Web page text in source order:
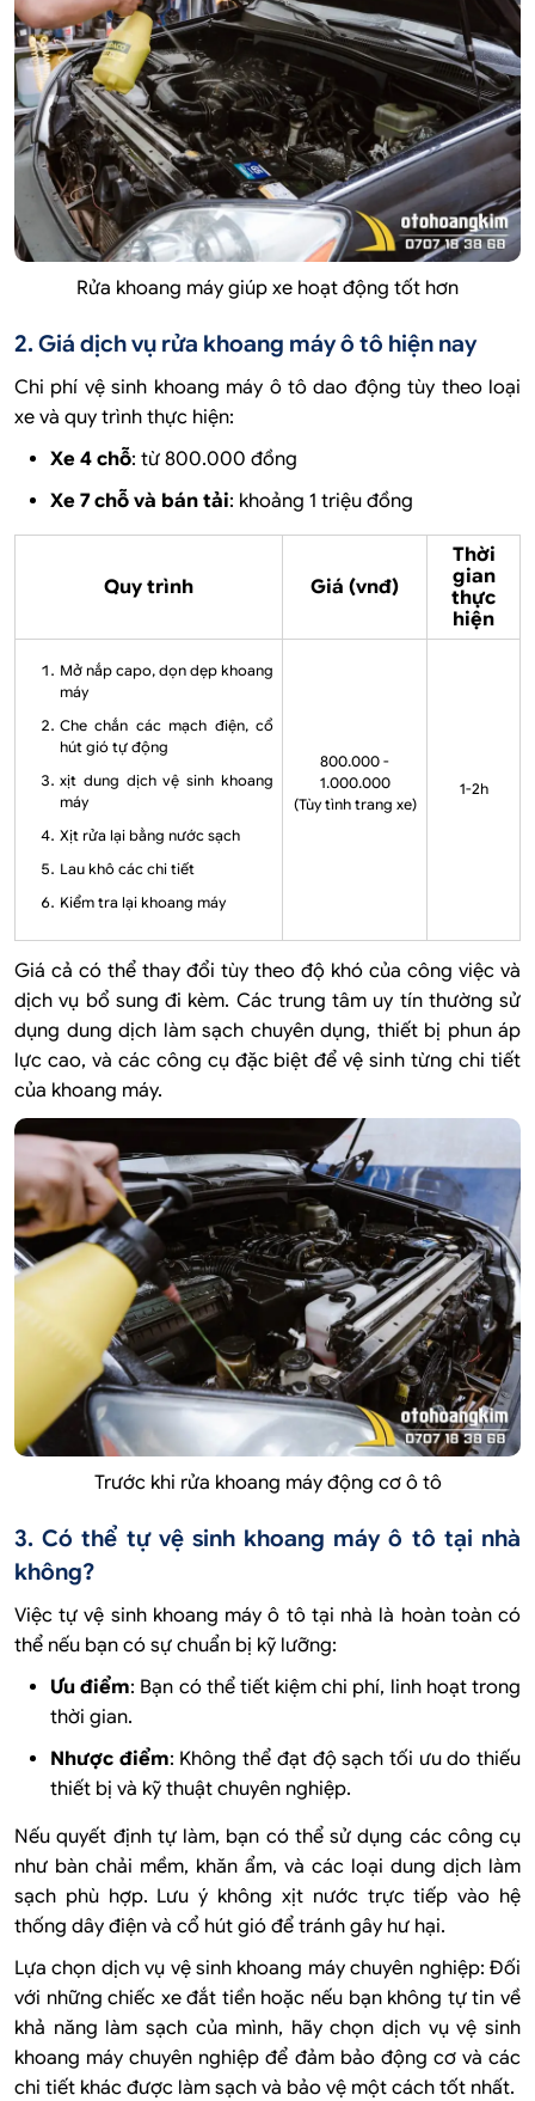
Rửa khoang máy giúp xe hoạt động tốt hơn
2. Giá dịch vụ rửa khoang máy ô tô hiện nay
Chi phí vệ sinh khoang máy ô tô dao động tùy theo loại
xe và quy trình thực hiện:
Xe 4 chỗ: từ 800.000 đồng
Xe 7 chỗ và bán tải: khoảng 1 triệu đồng
Quy trình Giá (vnđ)
Thời
gian
thực
hiện
Mở nắp capo, dọn dẹp khoang
máy
Che chắn các mạch điện, cổ
hút gió tự động
xịt dung dịch vệ sinh khoang
máy
Xịt rửa lại bằng nước sạch
Lau khô các chi tiết
Kiểm tra lại khoang máy
800.000 -
1.000.000
(Tùy tình trang xe)
1-2h
Giá cả có thể thay đổi tùy theo độ khó của công việc và
dịch vụ bổ sung đi kèm. Các trung tâm uy tín thường sử
dụng dung dịch làm sạch chuyên dụng, thiết bị phun áp
lực cao, và các công cụ đặc biệt để vệ sinh từng chi tiết
của khoang máy.
Trước khi rửa khoang máy động cơ ô tô
3. Có thể tự vệ sinh khoang máy ô tô tại nhà
không?
Việc tự vệ sinh khoang máy ô tô tại nhà là hoàn toàn có
thể nếu bạn có sự chuẩn bị kỹ lưỡng:
Ưu điểm: Bạn có thể tiết kiệm chi phí, linh hoạt trong
thời gian.
Nhược điểm: Không thể đạt độ sạch tối ưu do thiếu
thiết bị và kỹ thuật chuyên nghiệp.
Nếu quyết định tự làm, bạn có thể sử dụng các công cụ
như bàn chải mềm, khăn ẩm, và các loại dung dịch làm
sạch phù hợp. Lưu ý không xịt nước trực tiếp vào hệ
thống dây điện và cổ hút gió để tránh gây hư hại.
Lựa chọn dịch vụ vệ sinh khoang máy chuyên nghiệp: Đối
với những chiếc xe đắt tiền hoặc nếu bạn không tự tin về
khả năng làm sạch của mình, hãy chọn dịch vụ vệ sinh
khoang máy chuyên nghiệp để đảm bảo động cơ và các
chi tiết khác được làm sạch và bảo vệ một cách tốt nhất.